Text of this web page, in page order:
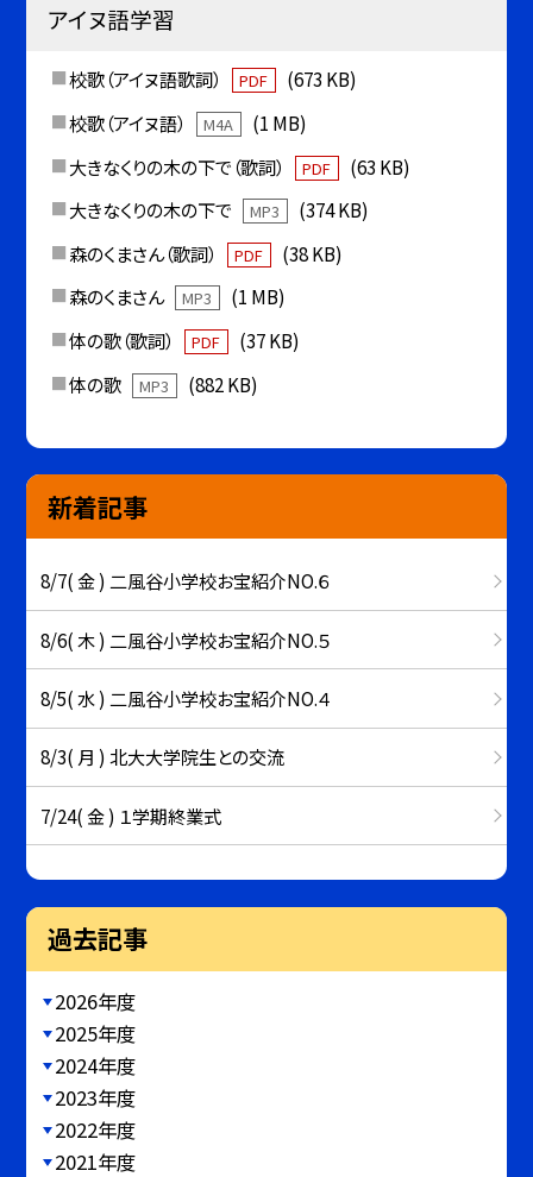
アイヌ語学習
校歌（アイヌ語歌詞） PDF
(673 KB)
校歌（アイヌ語）
M4A
(1 MB)
大きなくりの木の下で（歌詞）
PDF
(63 KB)
大きなくりの木の下で
MP3
(374 KB)
森のくまさん（歌詞）
PDF
(38 KB)
森のくまさん
MP3
(1 MB)
体の歌（歌詞）
PDF
(37 KB)
体の歌
MP3 (882 KB)
新着記事
8/7( 金 ) 二風谷小学校お宝紹介NO.６
8/6( 木 ) 二風谷小学校お宝紹介NO.５
8/5( 水 ) 二風谷小学校お宝紹介NO.４
8/3( 月 ) 北大大学院生との交流
7/24( 金 ) １学期終業式
過去記事
2026年度
2025年度
2024年度
2023年度
2022年度
2021年度